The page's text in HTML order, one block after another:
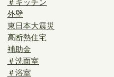
＃キッチン
外壁
東日本大震災
高断熱住宅
補助金
＃洗面室
＃浴室